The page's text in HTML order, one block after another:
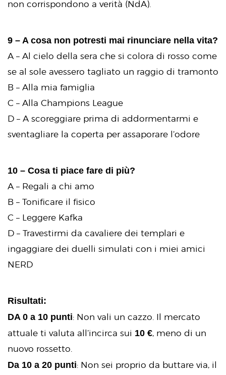
non corrispondono a verità (NdA).
9 – A cosa non potresti mai rinunciare nella vita?
A – Al cielo della sera che si colora di rosso come
se al sole avessero tagliato un raggio di tramonto
B – Alla mia famiglia
C – Alla Champions League
D – A scoreggiare prima di addormentarmi e
sventagliare la coperta per assaporare l’odore
10 – Cosa ti piace fare di più?
A – Regali a chi amo
B – Tonificare il fisico
C – Leggere Kafka
D – Travestirmi da cavaliere dei templari e
ingaggiare dei duelli simulati con i miei amici
NERD
Risultati:
DA 0 a 10 punti: Non vali un cazzo. Il mercato
attuale ti valuta all’incirca sui 10 €, meno di un
nuovo rossetto.
Da 10 a 20 punti: Non sei proprio da buttare via, il